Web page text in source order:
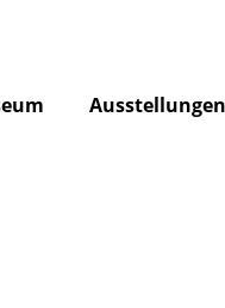
Ausstellungen